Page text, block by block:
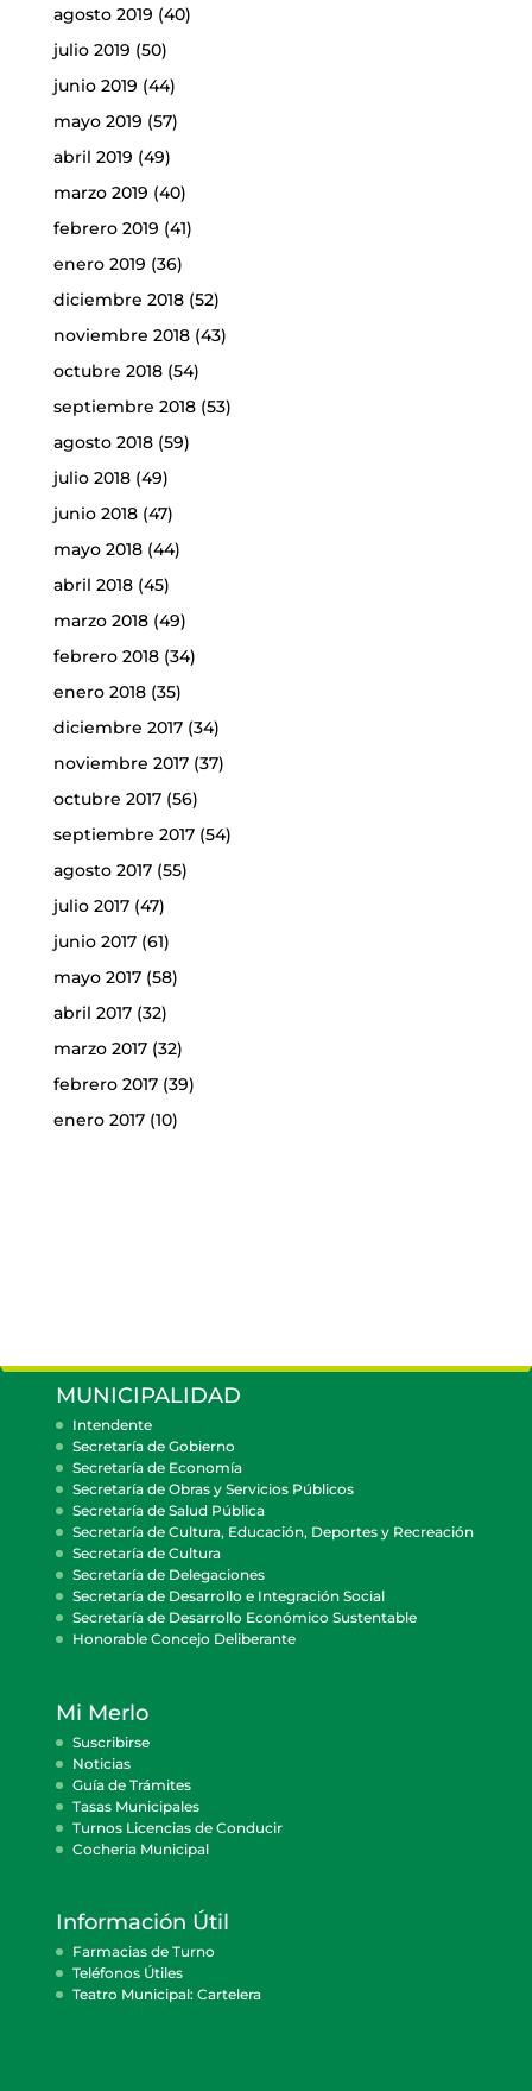
agosto 2019 (40)
julio 2019 (50)
junio 2019 (44)
mayo 2019 (57)
abril 2019 (49)
marzo 2019 (40)
febrero 2019 (41)
enero 2019 (36)
diciembre 2018(52)
noviembre 2018(43)
octubre 2018(54)
septiembre 2018(53)
agosto 2018(59)
julio 2018(49)
junio 2018(47)
mayo 2018(44)
abril 2018(45)
marzo 2018(49)
febrero 2018(34)
enero 2018(35)
diciembre 2017(34)
noviembre 2017(37)
octubre 2017(56)
septiembre 2017(54)
agosto 2017(55)
julio 2017(47)
junio 2017(61)
mayo 2017(58)
abril 2017(32)
marzo 2017(32)
febrero 2017(39)
enero 2017(10)
MUNICIPALIDAD
Intendente
Secretaría de Gobierno
Secretaría de Economía
Secretaría de Obras y Servicios Públicos
Secretaría de Salud Pública
Secretaría de Cultura, Educación, Deportes y Recreación
Secretaría de Cultura
Secretaría de Delegaciones
Secretaría de Desarrollo e Integración Social
Secretaría de Desarrollo Económico Sustentable
Honorable Concejo Deliberante
Mi Merlo
Suscribirse
Noticias
Guía de Trámites
Tasas Municipales
Turnos Licencias de Conducir
Cocheria Municipal
Información Útil
Farmacias de Turno
Teléfonos Útiles
Teatro Municipal: Cartelera